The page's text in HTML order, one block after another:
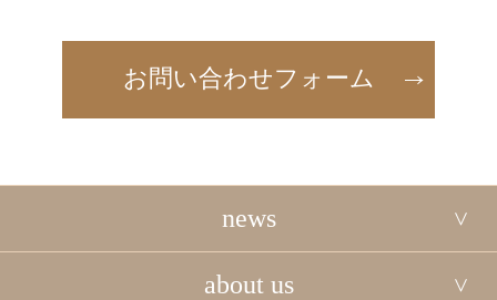
お問い合わせフォーム
news
about us